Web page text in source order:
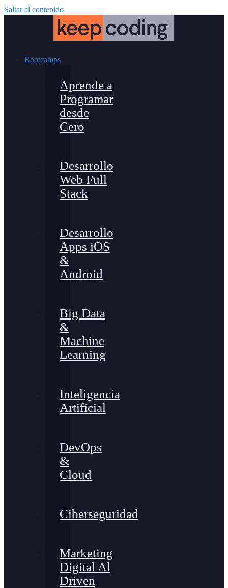
Saltar al contenido
Bootcamps
Aprende a
Programar
desde
Cero
Desarrollo
Web Full
Stack
Desarrollo
Apps iOS
&
Android
Big Data
&
Machine
Learning
Inteligencia
Artificial
DevOps
&
Cloud
Ciberseguridad
Marketing
Digital Al
Driven